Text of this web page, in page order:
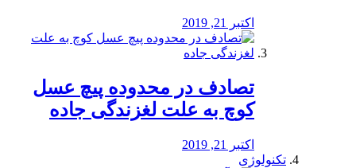
اکتبر 21, 2019
تصادف در محدوده پیچ عسل
کوچ به علت لغزندگی جاده
اکتبر 21, 2019
تکنولوژی